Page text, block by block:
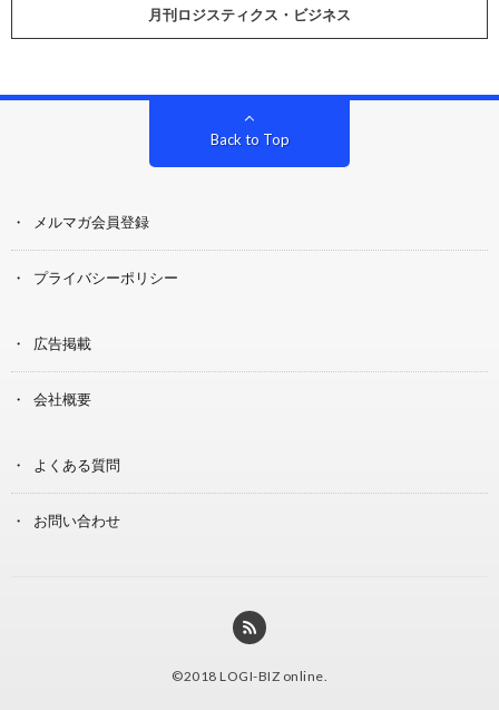
月刊ロジスティクス・ビジネス
Back to Top
メルマガ会員登録
プライバシーポリシー
広告掲載
会社概要
よくある質問
お問い合わせ
©2018 LOGI-BIZ online